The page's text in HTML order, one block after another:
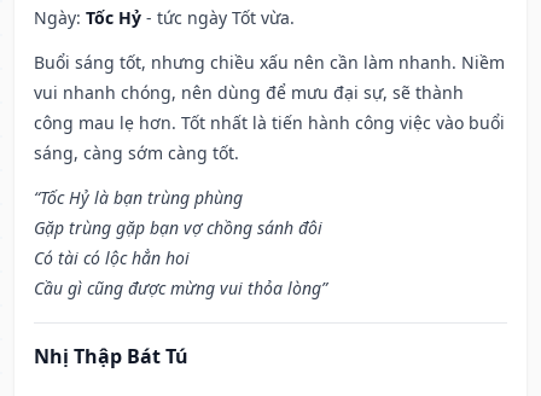
Ngày: Tốc Hỷ - tức ngày Tốt vừa.
Buổi sáng tốt, nhưng chiều xấu nên cần làm nhanh. Niềm
vui nhanh chóng, nên dùng để mưu đại sự, sẽ thành
công mau lẹ hơn. Tốt nhất là tiến hành công việc vào buổi
sáng, càng sớm càng tốt.
“Tốc Hỷ là bạn trùng phùng
Gặp trùng gặp bạn vợ chồng sánh đôi
Có tài có lộc hẳn hoi
Cầu gì cũng được mừng vui thỏa lòng”
Nhị Thập Bát Tú